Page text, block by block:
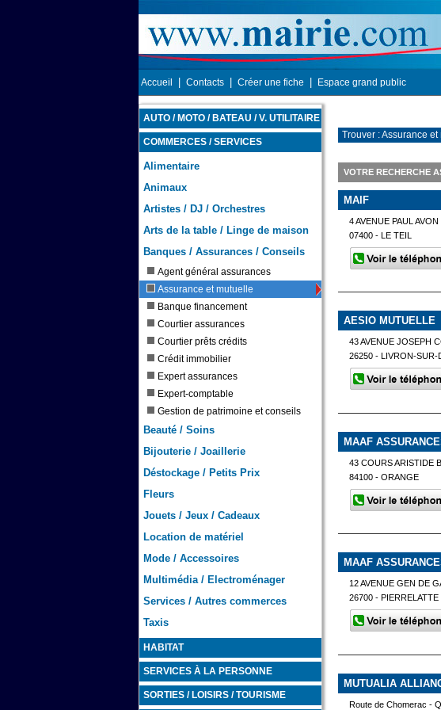
Accueil Contacts Créer une fiche Espace grand public
AUTO / MOTO / BATEAU / V. UTILITAIRE
COMMERCES / SERVICES
Alimentaire
Animaux
Artistes / DJ / Orchestres
Arts de la table / Linge de maison
Banques / Assurances / Conseils
Agent général assurances
Assurance et mutuelle
Banque financement
Courtier assurances
Courtier prêts crédits
Crédit immobilier
Expert assurances
Expert-comptable
Gestion de patrimoine et conseils
Beauté / Soins
Bijouterie / Joaillerie
Déstockage / Petits Prix
Fleurs
Jouets / Jeux / Cadeaux
Location de matériel
Mode / Accessoires
Multimédia / Electroménager
Services / Autres commerces
Taxis
HABITAT
SERVICES À LA PERSONNE
SORTIES / LOISIRS / TOURISME
Trouver : Assurance
VOTRE RECHERCHE
MAIF
4 AVENUE PAUL AVON
07400 - LE TEIL
AESIO MUTUELLE
43 AVENUE JOSEPH
26250 - LIVRON-SUR-
MAAF
43 COURS ARISTIDE
84100 - ORANGE
MAAF
12 AVENUE GEN DE
26700 - PIERRELATTE
MUTUALIA
Route de Chomerac -